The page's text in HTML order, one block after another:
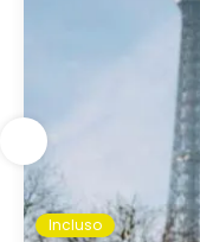
Incluso